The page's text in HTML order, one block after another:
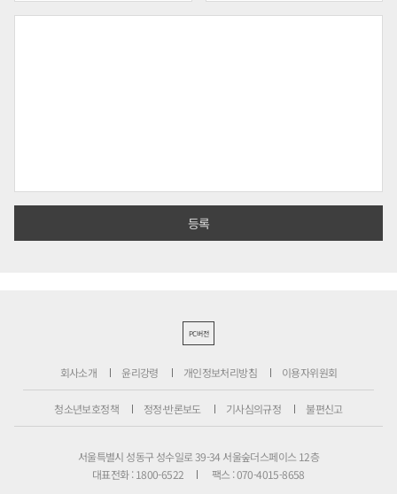
PC버전
회사소개 윤리강령 개인정보처리방침 이용자위원회
청소년보호정책 정정·반론보도 기사심의규정 불편신고
서울특별시 성동구 성수일로 39-34 서울숲더스페이스 12층
대표전화 : 1800-6522
팩스 : 070-4015-8658